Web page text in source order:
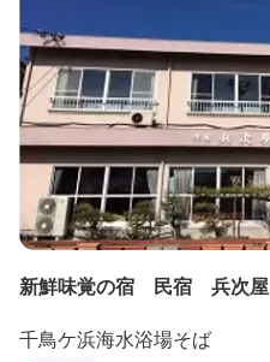
新鮮味覚の宿 民宿 兵次屋
千鳥ケ浜海水浴場そば